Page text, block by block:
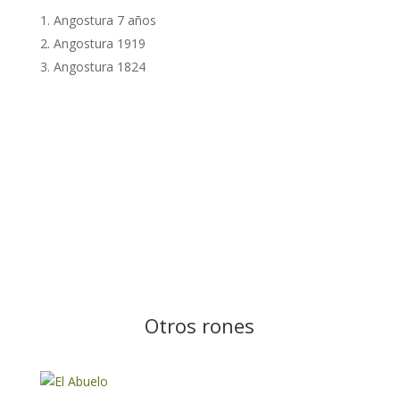
Angostura 7 años
Angostura 1919
Angostura 1824
Otros rones